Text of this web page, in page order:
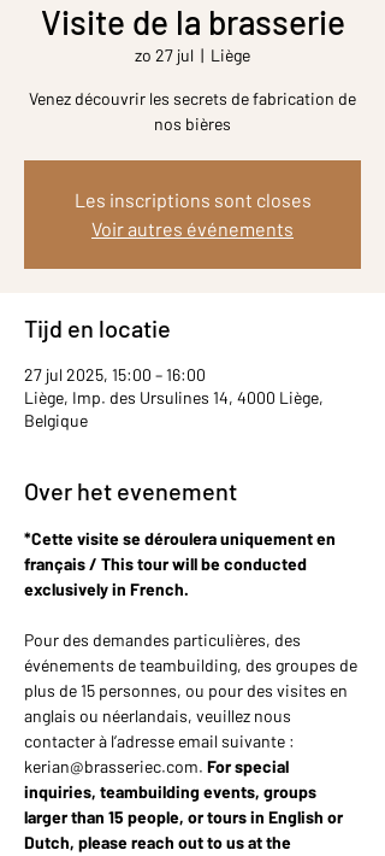
Visite de la brasserie
zo 27 jul
  |
Liège
Venez découvrir les secrets de fabrication de
nos bières
Les inscriptions sont closes
Voir autres événements
Tijd en locatie
27 jul 2025, 15:00 – 16:00
Liège, Imp. des Ursulines 14, 4000 Liège,
Belgique
Over het evenement
*Cette visite se déroulera uniquement en
français / This tour will be conducted
exclusively in French.
Pour des demandes particulières, des
événements de teambuilding, des groupes de
plus de 15 personnes, ou pour des visites en
anglais ou néerlandais, veuillez nous
contacter à l’adresse email suivante :
kerian@brasseriec.com. For special
inquiries, teambuilding events, groups
larger than 15 people, or tours in English or
Dutch, please reach out to us at the